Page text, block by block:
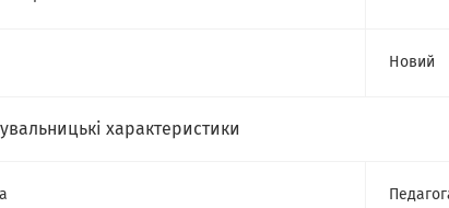
Новий
характеристики